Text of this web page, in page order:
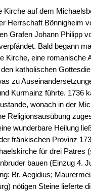
Kirche auf dem
Herrschaft Bönnigheim
Grafen Johann Philipp
Bald begann
Kirche, eine romanische
katholischen
zu
Kurmainz führte. 1736
wonach in der
Religionsausübung
wunderbare Heilung
fränkischen Provinz
für drei Patres
bauen (Einzug 4.
Br. Aegidius;
nötigen Steine lieferte